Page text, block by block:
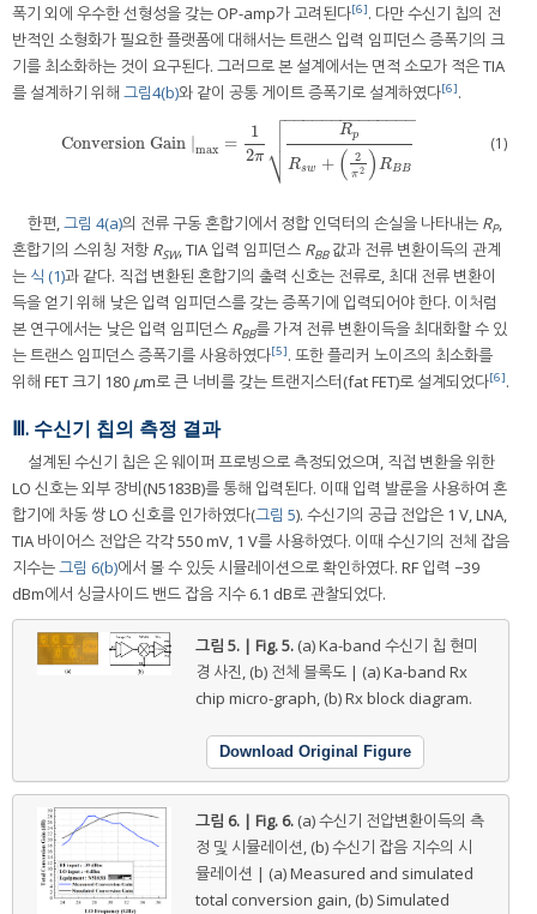
폭기 외에 우수한 선형성을 갖는 OP-amp가 고려된다[6]. 다만 수신기 칩의 전
반적인 소형화가 필요한 플랫폼에 대해서는 트랜스 입력 임피던스 증폭기의 크
기를 최소화하는 것이 요구된다. 그러므로 본 설계에서는 면적 소모가 적은 TIA
를 설계하기 위해 그림4(b)와 같이 공통 게이트 증폭기로 설계하였다[6].
Conversion Gain max =
1
2π
Rp
Rsw + ( 2
π2 )RBB
− −
−−−−−−−−−−−−

⎷


Conversion Gainmax =12π pRsw+2π2RBB (1)
한편,그림 4(a)의 전류 구동 혼합기에서 정합 인덕터의 손실을 나타내는 RP,
혼합기의 스위칭 저항 RSW, TIA 입력 임피던스 RBB값과 전류 변환이득의 관계
는 식 (1)과 같다. 직접 변환된 혼합기의 출력 신호는 전류로, 최대 전류 변환이
득을 얻기 위해 낮은 입력 임피던스를 갖는 증폭기에 입력되어야 한다. 이처럼
본 연구에서는 낮은 입력 임피던스 RBB를 가져 전류 변환이득을 최대화할 수 있
는 트랜스 임피던스 증폭기를 사용하였다[5]. 또한 플리커 노이즈의 최소화를
위해 FET 크기 180 μm로 큰 너비를 갖는 트랜지스터(fat FET)로 설계되었다[6].
Ⅲ. 수신기 칩의 측정 결과
설계된 수신기 칩은 온 웨이퍼 프로빙으로 측정되었으며, 직접 변환을 위한
LO 신호는 외부 장비(N5183B)를 통해 입력된다. 이때 입력 발룬을 사용하여 혼
합기에 차동 쌍 LO 신호를 인가하였다(그림 5). 수신기의 공급 전압은 1 V, LNA,
TIA 바이어스 전압은 각각 550 mV, 1 V를 사용하였다. 이때 수신기의 전체 잡음
지수는그림 6(b)에서 볼 수 있듯 시뮬레이션으로 확인하였다. RF 입력 −39
dBm에서 싱글사이드 밴드 잡음 지수 6.1 dB로 관찰되었다.
그림 5. | Fig. 5. (a) Ka-band 수신기 칩 현미
경 사진, (b) 전체 블록도 | (a) Ka-band Rx
chip micro-graph, (b) Rx block diagram.
Download Original Figure
그림 6. | Fig. 6. (a) 수신기 전압변환이득의 측
정 및 시뮬레이션, (b) 수신기 잡음 지수의 시
뮬레이션 | (a) Measured and simulated
total conversion gain, (b) Simulated